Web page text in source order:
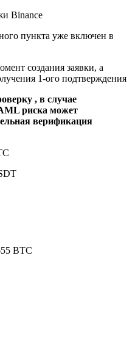
Binance
пункта уже включен в
создания заявки, а
1-ого подтверждения
, в случае
риска может
верификация
BTC